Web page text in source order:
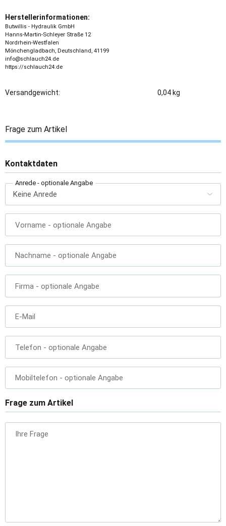
Herstellerinformationen:
Butwillis - Hydraulik GmbH
Hanns-Martin-Schleyer Straße 12
Nordrhein-Westfalen
Mönchengladbach, Deutschland, 41199
info@schlauch24.de
https://schlauch24.de
Versandgewicht: 0,04 kg
Frage zum Artikel
Kontaktdaten
Anrede - optionale Angabe
Vorname - optionale Angabe
Nachname - optionale Angabe
Firma - optionale Angabe
E-Mail
Telefon - optionale Angabe
Mobiltelefon - optionale Angabe
Frage zum Artikel
Ihre Frage